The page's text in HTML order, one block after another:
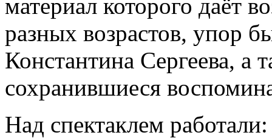
материал которого даёт
разных возрастов, упор
Константина Сергеева, а
сохранившиеся
Над спектаклем